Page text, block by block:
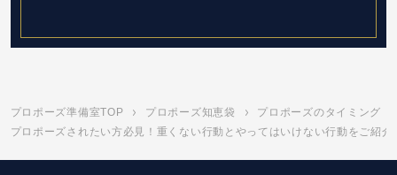
プロポーズ準備室TOP プロポーズ知恵袋
プロポーズのタイミング
プロポーズされたい方必見！重くない行動とやってはいけない行動をご紹